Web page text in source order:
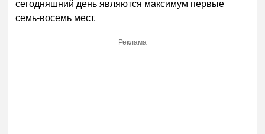
сегодняшний день являются максимум первые
семь-восемь мест.
Реклама